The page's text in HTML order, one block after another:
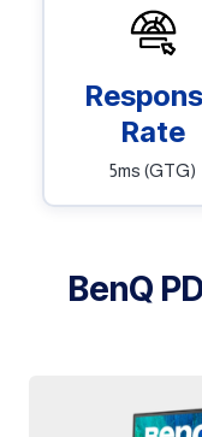
Rate
5ms (GTG)
BenQ